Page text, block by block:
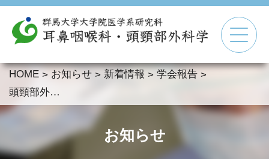
HOME > お知らせ > 新着情報 > 学会報告 >
頭頸部外科学会 参加報告
お知らせ